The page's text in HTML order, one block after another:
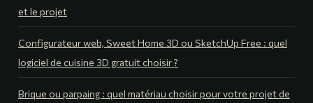
et le projet
Configurateur web, Sweet Home 3D ou SketchUp Free : quel
logiciel de cuisine 3D gratuit choisir ?
Brique ou parpaing : quel matériau choisir pour votre projet de